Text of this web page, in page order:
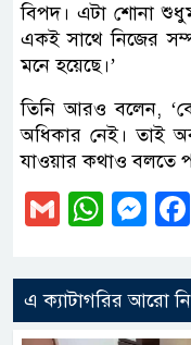
বিপদ। এটা শোনা
একই সাথে নিজের
মনে হয়েছে।’
তিনি আরও বলেন,
অধিকার নেই। তাই
যাওয়ার কথাও বলতে
Gmail
এ ক্যাটাগরির আরো